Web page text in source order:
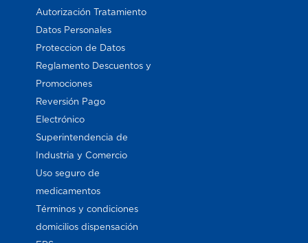
Autorización Tratamiento
Datos Personales
Proteccion de Datos
Reglamento Descuentos y
Promociones
Reversión Pago
Electrónico
Superintendencia de
Industria y Comercio
Uso seguro de
medicamentos
Términos y condiciones
domicilios dispensación